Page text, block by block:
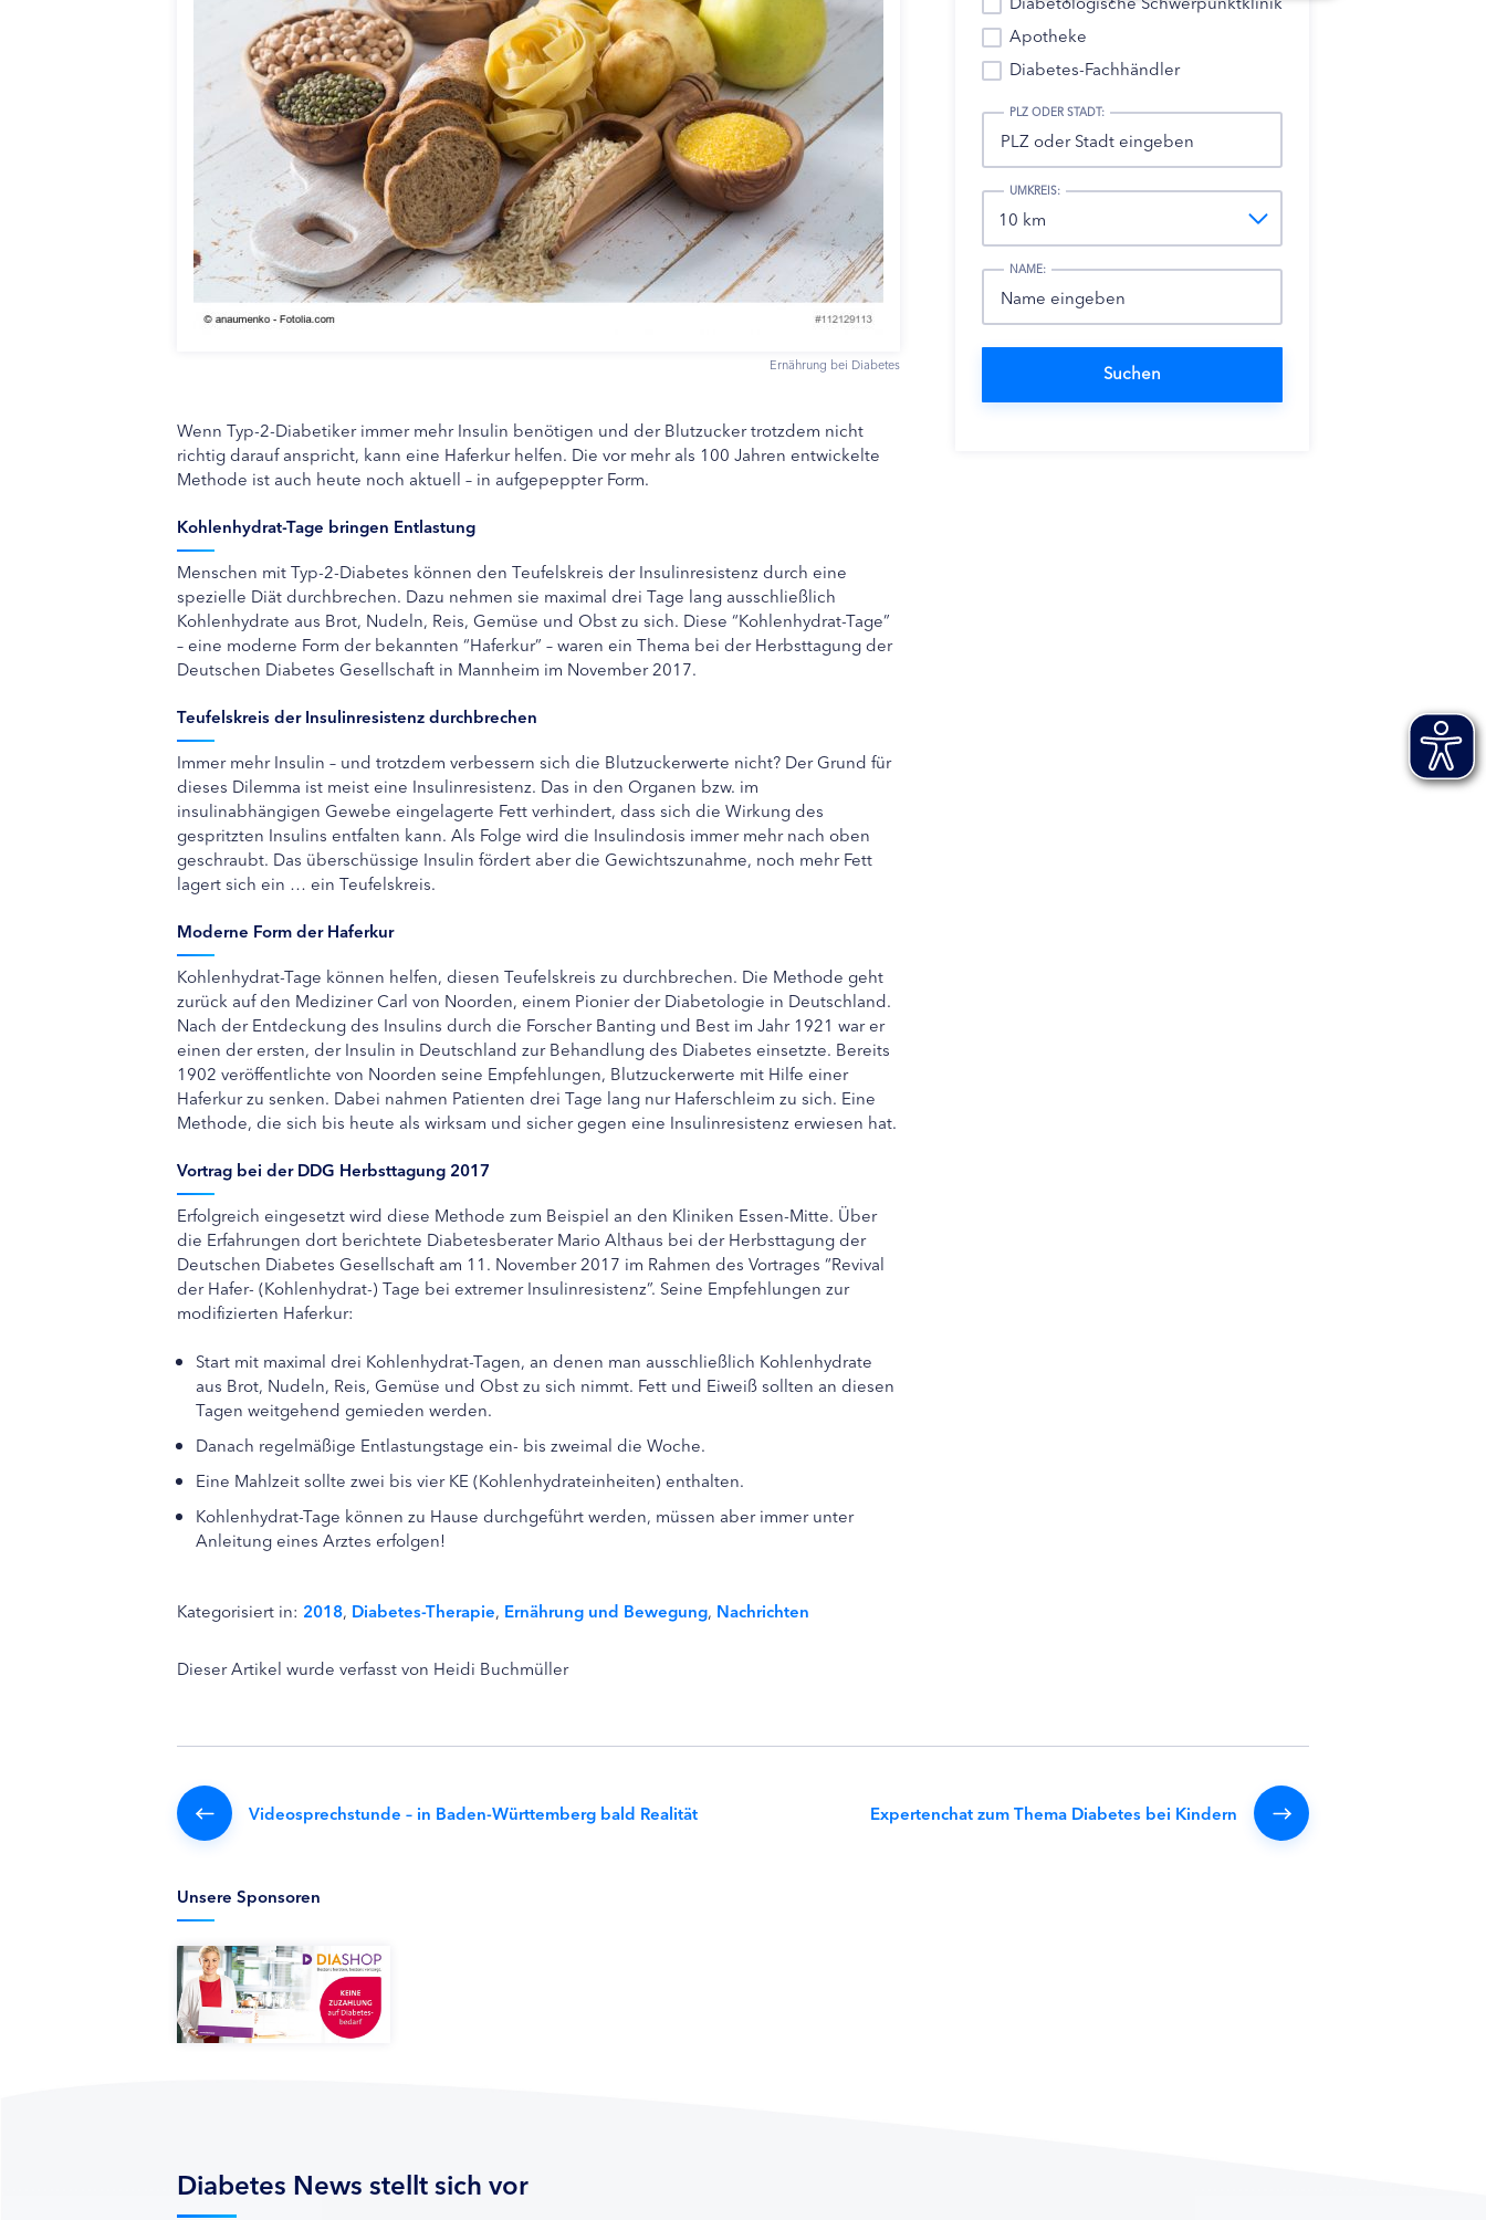
Ernährung bei Diabetes
Wenn Typ-2-Diabetiker immer mehr Insulin benötigen und der Blutzucker trotzdem nicht
richtig darauf anspricht, kann eine Haferkur helfen. Die vor mehr als 100 Jahren entwickelte
Methode ist auch heute noch aktuell – in aufgepeppter Form.
Kohlenhydrat-Tage bringen Entlastung
Menschen mit Typ-2-Diabetes können den Teufelskreis der Insulinresistenz durch eine
spezielle Diät durchbrechen. Dazu nehmen sie maximal drei Tage lang ausschließlich
Kohlenhydrate aus Brot, Nudeln, Reis, Gemüse und Obst zu sich. Diese “Kohlenhydrat-Tage”
– eine moderne Form der bekannten “Haferkur” – waren ein Thema bei der Herbsttagung der
Deutschen Diabetes Gesellschaft in Mannheim im November 2017.
Teufelskreis der Insulinresistenz durchbrechen
Immer mehr Insulin – und trotzdem verbessern sich die Blutzuckerwerte nicht? Der Grund für
dieses Dilemma ist meist eine Insulinresistenz. Das in den Organen bzw. im
insulinabhängigen Gewebe eingelagerte Fett verhindert, dass sich die Wirkung des
gespritzten Insulins entfalten kann. Als Folge wird die Insulindosis immer mehr nach oben
geschraubt. Das überschüssige Insulin fördert aber die Gewichtszunahme, noch mehr Fett
lagert sich ein … ein Teufelskreis.
Moderne Form der Haferkur
Kohlenhydrat-Tage können helfen, diesen Teufelskreis zu durchbrechen. Die Methode geht
zurück auf den Mediziner Carl von Noorden, einem Pionier der Diabetologie in Deutschland.
Nach der Entdeckung des Insulins durch die Forscher Banting und Best im Jahr 1921 war er
einen der ersten, der Insulin in Deutschland zur Behandlung des Diabetes einsetzte. Bereits
1902 veröffentlichte von Noorden seine Empfehlungen, Blutzuckerwerte mit Hilfe einer
Haferkur zu senken. Dabei nahmen Patienten drei Tage lang nur Haferschleim zu sich. Eine
Methode, die sich bis heute als wirksam und sicher gegen eine Insulinresistenz erwiesen hat.
Vortrag bei der DDG Herbsttagung 2017
Erfolgreich eingesetzt wird diese Methode zum Beispiel an den Kliniken Essen-Mitte. Über
die Erfahrungen dort berichtete Diabetesberater Mario Althaus bei der Herbsttagung der
Deutschen Diabetes Gesellschaft am 11. November 2017 im Rahmen des Vortrages “Revival
der Hafer- (Kohlenhydrat-) Tage bei extremer Insulinresistenz”. Seine Empfehlungen zur
modifizierten Haferkur:
Start mit maximal drei Kohlenhydrat-Tagen, an denen man ausschließlich Kohlenhydrate
aus Brot, Nudeln, Reis, Gemüse und Obst zu sich nimmt. Fett und Eiweiß sollten an diesen
Tagen weitgehend gemieden werden.
Danach regelmäßige Entlastungstage ein- bis zweimal die Woche.
Eine Mahlzeit sollte zwei bis vier KE (Kohlenhydrateinheiten) enthalten.
Kohlenhydrat-Tage können zu Hause durchgeführt werden, müssen aber immer unter
Anleitung eines Arztes erfolgen!
Kategorisiert in: 2018, Diabetes-Therapie, Ernährung und Bewegung, Nachrichten
Dieser Artikel wurde verfasst von Heidi Buchmüller
Videosprechstunde – in Baden-Württemberg bald Realität Expertenchat zum Thema Diabetes bei Kindern
Apotheke
Diabetes-Fachhändler
PLZ ODER STADT:
UMKREIS:
NAME:
Unsere Sponsoren
Diabetes News stellt sich vor